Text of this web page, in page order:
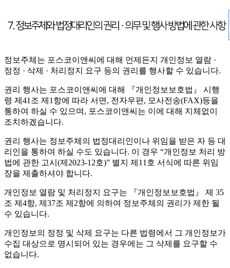
정보주체는 포스코이앤씨에 대해 언제든지 개인정보 열람 ·
정정 · 삭제 · 처리정지 요구 등의 권리를 행사할 수 있습니다.
권리 행사는 포스코이앤씨에 대해 『개인정보보호법』 시행
령 제41조 제1항에 따라 서면, 전자우편, 모사전송(FAX)등을
통하여 하실 수 있으며, 포스코이앤씨는 이에 대해 지체없이
조치하겠습니다.
권리 행사는 정보주체의 법정대리인이나 위임을 받은 자 등 대
리인을 통하여 하실 수도 있습니다. 이 경우 “개인정보 처리 방
법에 관한 고시(제2023-12호)” 별지 제11호 서식에 따른 위임
장을 제출하셔야 합니다.
개인정보 열람 및 처리정지 요구는 『개인정보보호법』 제 35
조 제4항, 제37조 제2항에 의하여 정보주체의 권리가 제한 될
수 있습니다.
개인정보의 정정 및 삭제 요구는 다른 법령에서 그 개인정보가
수집 대상으로 명시되어 있는 경우에는 그 삭제를 요구할 수
없습니다.